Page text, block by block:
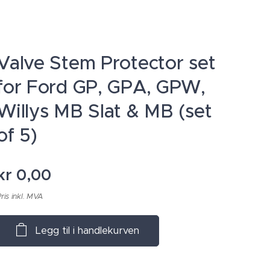
Stem Protector set
Ford GP, GPA, GPW,
MB Slat & MB (set
5)
0,00
inkl. MVA
Legg til i handlekurven